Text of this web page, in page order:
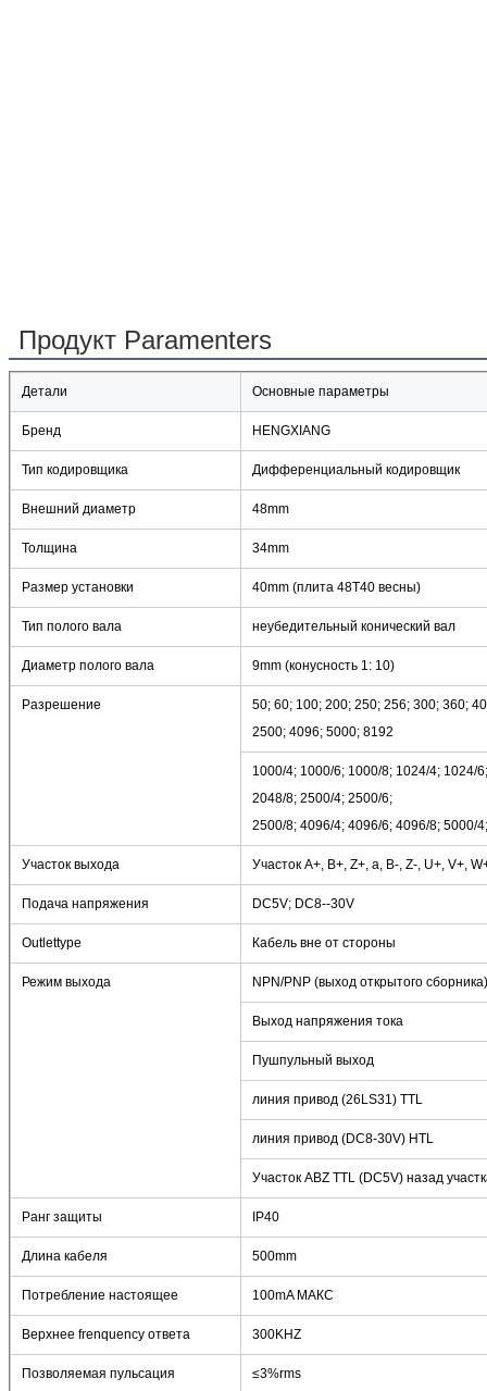
Продукт Paramenters
Детали Основные параметры
Бренд HENGXIANG
Тип кодировщика Дифференциальный кодировщик
Внешний диаметр 48mm
Толщина 34mm
Размер установки 40mm (плита 48T40 весны)
Тип полого вала неубедительный конический вал
Диаметр полого вала 9mm (конусность 1: 10)
Разрешение
50; 60; 100; 200; 250; 256; 300; 360;
2500; 4096; 5000; 8192
1000/4; 1000/6; 1000/8; 1024/4; 1024/
2048/8; 2500/4; 2500/6;
2500/8; 4096/4; 4096/6; 4096/8; 5000/
Участок выхода Участок A+, B+, Z+, a, B-, Z-, U+, V+,
Подача напряжения DC5V; DC8--30V
Outlettype Кабель вне от стороны
Режим выхода NPN/PNP (выход открытого сборника)
Выход напряжения тока
Пушпульный выход
линия привод (26LS31) TTL
линия привод (DC8-30V) HTL
Участок ABZ TTL (DC5V) назад
Ранг защиты IP40
Длина кабеля 500mm
Потребление настоящее 100mA МАКС
Верхнее frenquency ответа 300KHZ
Позволяемая пульсация ≤3%rms